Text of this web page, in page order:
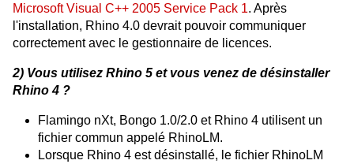
Microsoft Visual C++ 2005 Service Pack 1. Après
l'installation, Rhino 4.0 devrait pouvoir communiquer
correctement avec le gestionnaire de licences.
2) Vous utilisez Rhino 5 et vous venez de désinstaller
Rhino 4 ?
Flamingo nXt, Bongo 1.0/2.0 et Rhino 4 utilisent un
fichier commun appelé RhinoLM.
Lorsque Rhino 4 est désinstallé, le fichier RhinoLM